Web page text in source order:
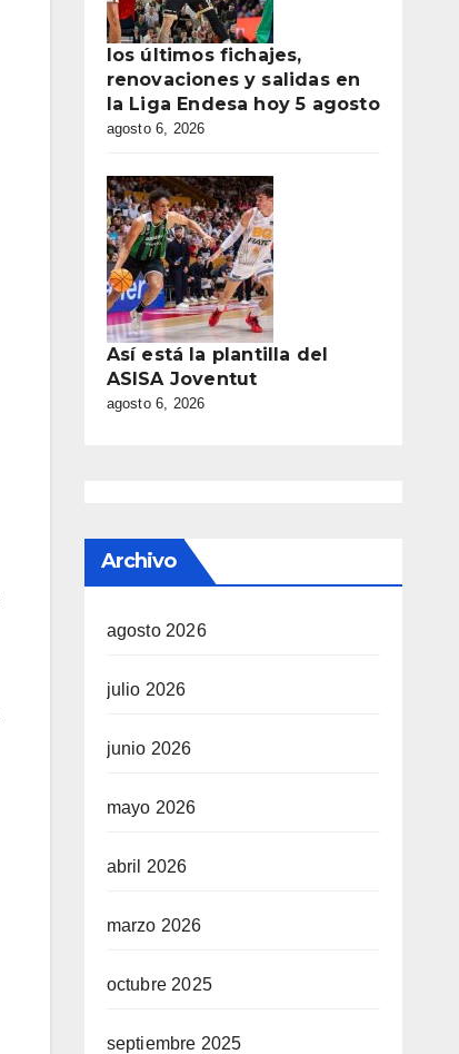
los últimos fichajes,
renovaciones y salidas en
la Liga Endesa hoy 5 agosto
agosto 6, 2026
Así está la plantilla del
ASISA Joventut
agosto 6, 2026
Archivo
agosto 2026
julio 2026
junio 2026
mayo 2026
abril 2026
marzo 2026
octubre 2025
septiembre 2025